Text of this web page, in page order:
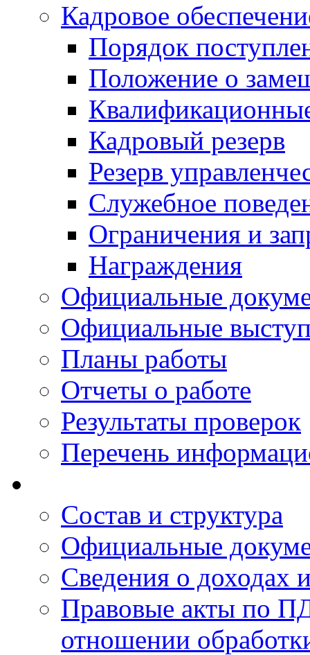
Кадровое
Порядок
Положение о
Кадровый резерв
Резерв
Служебное
Ограничения и
Награждения
Официальные
Официальные
Планы работы
Отчеты о работе
Результаты проверок
Перечень
Состав и структура
Официальные
Сведения о доходах
Правовые акты по
отношении